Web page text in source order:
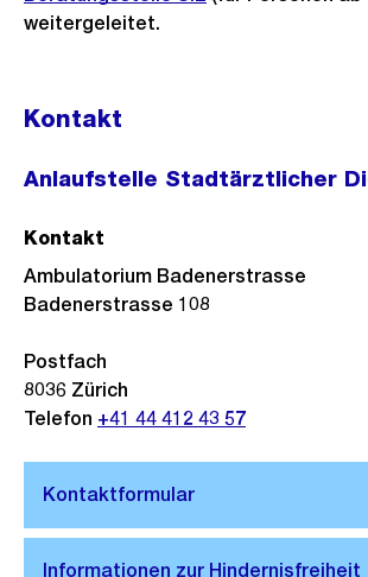
weitergeleitet.
Kontakt
Anlaufstelle Stadtärztlicher
Kontakt
Ambulatorium Badenerstrasse
Badenerstrasse 108
Postfach
8036 Zürich
Telefon +41 44 412 43 57